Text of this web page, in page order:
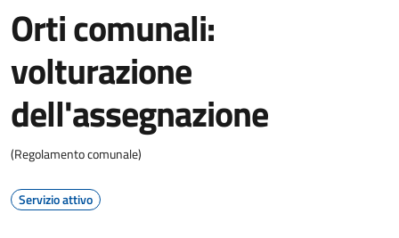
Orti comunali:
volturazione
dell'assegnazione
(Regolamento comunale)
Servizio attivo